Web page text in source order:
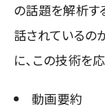
の話題を解析す
話されているの
に、この技術を応
動画要約